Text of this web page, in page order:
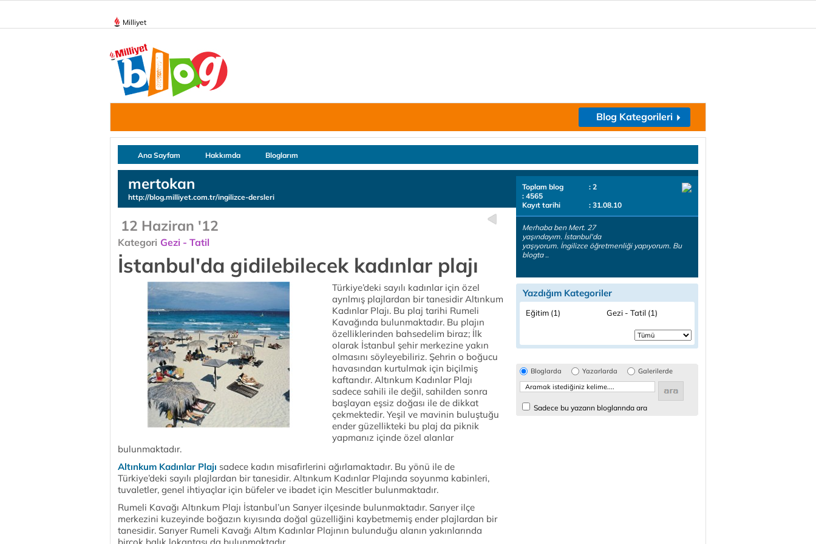
Milliyet
Blog Kategorileri
Ana Sayfam Hakkımda Bloglarım
mertokan
http://blog.milliyet.com.tr/ingilizce-dersleri
12 Haziran '12
Kategori Gezi - Tatil
İstanbul'da gidilebilecek kadınlar plajı
Türkiye’deki sayılı kadınlar için özel
ayrılmış plajlardan bir tanesidir Altınkum
Kadınlar Plajı. Bu plaj tarihi Rumeli
Kavağında bulunmaktadır. Bu plajın
özelliklerinden bahsedelim biraz; İlk
olarak İstanbul şehir merkezine yakın
olmasını söyleyebiliriz. Şehrin o boğucu
havasından kurtulmak için biçilmiş
kaftandır. Altınkum Kadınlar Plajı
sadece sahili ile değil, sahilden sonra
başlayan eşsiz doğası ile de dikkat
çekmektedir. Yeşil ve mavinin buluştuğu
ender güzellikteki bu plaj da piknik
yapmanız içinde özel alanlar
bulunmaktadır.
Altınkum Kadınlar Plajı sadece kadın misafirlerini ağırlamaktadır. Bu yönü ile de
Türkiye’deki sayılı plajlardan bir tanesidir. Altınkum Kadınlar Plajında soyunma kabinleri,
tuvaletler, genel ihtiyaçlar için büfeler ve ibadet için Mescitler bulunmaktadır.
Rumeli Kavağı Altınkum Plajı İstanbul’un Sarıyer ilçesinde bulunmaktadır. Sarıyer ilçe
merkezini kuzeyinde boğazın kıyısında doğal güzelliğini kaybetmemiş ender plajlardan bir
tanesidir. Sarıyer Rumeli Kavağı Altım Kadınlar Plajının bulunduğu alanın yakınlarında
Toplam blog
: 2
: 4565
Kayıt tarihi
: 31.08.10
Merhaba ben Mert. 27
yaşındayım. İstanbul'da
yaşıyorum. İngilizce öğretmenliği yapıyorum. Bu
blogta ..
Yazdığım Kategoriler
Eğitim (1) Gezi - Tatil (1)
Bloglarda Yazarlarda Galerilerde
Sadece bu yazarın bloglarında ara